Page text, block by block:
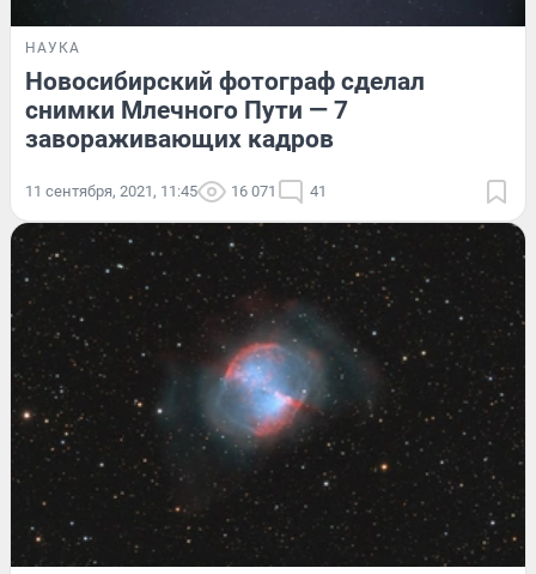
НАУКА
Новосибирский фотограф сделал
снимки Млечного Пути — 7
завораживающих кадров
11 сентября, 2021, 11:45 16 071 41